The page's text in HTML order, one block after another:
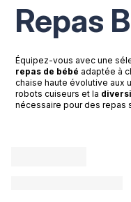
Repas
Équipez-vous avec une
repas de bébé adaptée à
chaise haute évolutive aux
robots cuiseurs et la
nécessaire pour des repas